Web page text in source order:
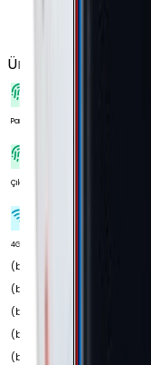
Ürün Özellikleri
Parmak izi Okuyucu
Çıkış Yılı
4G Frekansları
(band 12) MHz 700
(band 17) MHz 700
(band 28) MHz 800
(band 20) MHz 850
(band 26) MHz 850